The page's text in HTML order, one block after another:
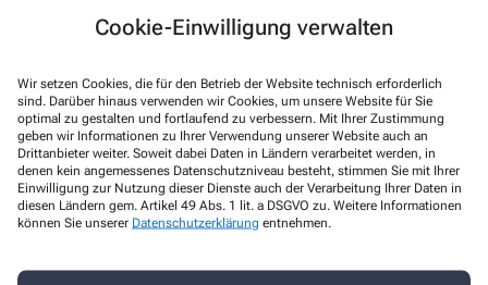
Cookie-Einwilligung verwalten
Wir setzen Cookies, die für den Betrieb der Website technisch erforderlich
sind. Darüber hinaus verwenden wir Cookies, um unsere Website für Sie
optimal zu gestalten und fortlaufend zu verbessern. Mit Ihrer Zustimmung
geben wir Informationen zu Ihrer Verwendung unserer Website auch an
Drittanbieter weiter. Soweit dabei Daten in Ländern verarbeitet werden, in
denen kein angemessenes Datenschutzniveau besteht, stimmen Sie mit Ihrer
Einwilligung zur Nutzung dieser Dienste auch der Verarbeitung Ihrer Daten in
diesen Ländern gem. Artikel 49 Abs. 1 lit. a DSGVO zu. Weitere Informationen
können Sie unserer Datenschutzerklärung entnehmen.
von Ihnen gefundenen Barrieren melden:
Telefon: +49-234/7 65 97
Telefax: +49-234/771854
Postanschrift: Brenscheder Straße 50 44799 Bochum
Durchsetzungsverfahren und
Marktüberwachungsbehörde
keine zufriedenstellenden Antworten erhalten, können Sie sich an